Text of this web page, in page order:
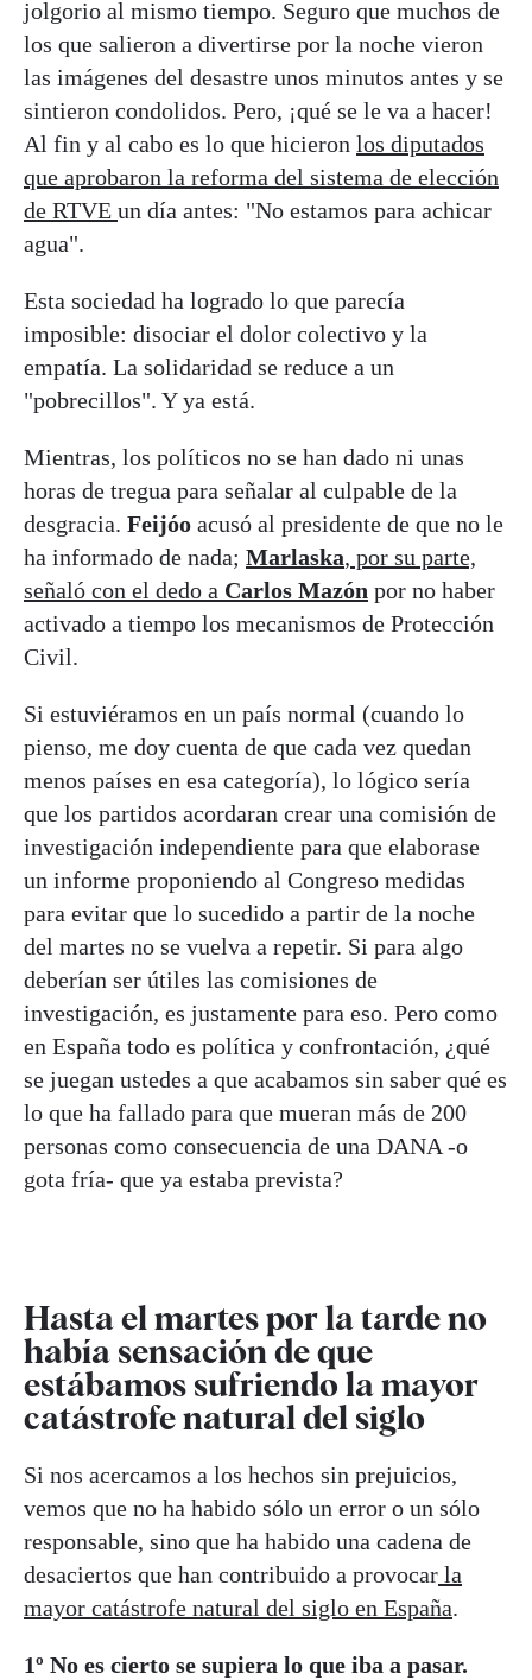
jolgorio al mismo tiempo. Seguro que muchos de
los que salieron a divertirse por la noche vieron
las imágenes del desastre unos minutos antes y se
sintieron condolidos. Pero, ¡qué se le va a hacer!
Al fin y al cabo es lo que hicieron los diputados
que aprobaron la reforma del sistema de elección
de RTVE un día antes: "No estamos para achicar
agua".
Esta sociedad ha logrado lo que parecía
imposible: disociar el dolor colectivo y la
empatía. La solidaridad se reduce a un
"pobrecillos". Y ya está.
Mientras, los políticos no se han dado ni unas
horas de tregua para señalar al culpable de la
desgracia. Feijóo acusó al presidente de que no le
ha informado de nada; Marlaska, por su parte,
señaló con el dedo a Carlos Mazón por no haber
activado a tiempo los mecanismos de Protección
Civil.
Si estuviéramos en un país normal (cuando lo
pienso, me doy cuenta de que cada vez quedan
menos países en esa categoría), lo lógico sería
que los partidos acordaran crear una comisión de
investigación independiente para que elaborase
un informe proponiendo al Congreso medidas
para evitar que lo sucedido a partir de la noche
del martes no se vuelva a repetir. Si para algo
deberían ser útiles las comisiones de
investigación, es justamente para eso. Pero como
en España todo es política y confrontación, ¿qué
se juegan ustedes a que acabamos sin saber qué es
lo que ha fallado para que mueran más de 200
personas como consecuencia de una DANA -o
gota fría- que ya estaba prevista?
Hasta el martes por la tarde no
había sensación de que
estábamos sufriendo la mayor
catástrofe natural del siglo
Si nos acercamos a los hechos sin prejuicios,
vemos que no ha habido sólo un error o un sólo
responsable, sino que ha habido una cadena de
desaciertos que han contribuido a provocar la
mayor catástrofe natural del siglo en España.
1º No es cierto se supiera lo que iba a pasar.